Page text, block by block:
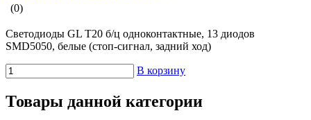
(0)
Светодиоды GL T20 б/ц одноконтактные, 13 диодов
SMD5050, белые (стоп-сигнал, задний ход)
В корзину
Товары данной категории